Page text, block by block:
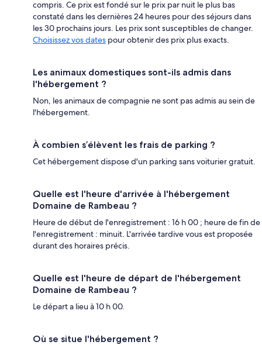
compris. Ce prix est fondé sur le prix par nuit le plus bas
constaté dans les dernières 24 heures pour des séjours dans
les 30 prochains jours. Les prix sont susceptibles de changer.
Choisissez vos dates pour obtenir des prix plus exacts.
Les animaux domestiques sont-ils admis dans
l'hébergement ?
Non, les animaux de compagnie ne sont pas admis au sein de
l'hébergement.
À combien s’élèvent les frais de parking ?
Cet hébergement dispose d'un parking sans voiturier gratuit.
Quelle est l'heure d'arrivée à l'hébergement
Domaine de Rambeau ?
Heure de début de l'enregistrement : 16 h 00 ; heure de fin de
l'enregistrement : minuit. L'arrivée tardive vous est proposée
durant des horaires précis.
Quelle est l'heure de départ de l'hébergement
Domaine de Rambeau ?
Le départ a lieu à 10 h 00.
Où se situe l'hébergement ?